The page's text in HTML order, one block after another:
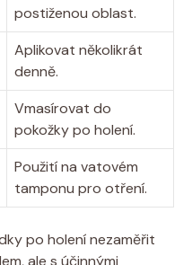
postiženou oblast.
Aplikovat několikrát
denně.
Vmasírovat do
pokožky po holení.
Použití na vatovém
tamponu pro otření.
po holení nezaměřit
ale s účinnými